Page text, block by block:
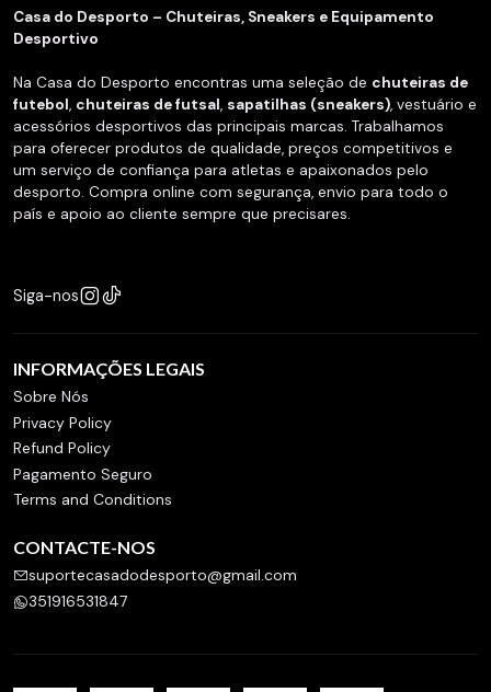
Casa do Desporto – Chuteiras, Sneakers e Equipamento
Desportivo
Na Casa do Desporto encontras uma seleção de chuteiras de
futebol, chuteiras de futsal, sapatilhas (sneakers), vestuário e
acessórios desportivos das principais marcas. Trabalhamos
para oferecer produtos de qualidade, preços competitivos e
um serviço de confiança para atletas e apaixonados pelo
desporto. Compra online com segurança, envio para todo o
país e apoio ao cliente sempre que precisares.
Siga-nos
INFORMAÇÕES LEGAIS
Sobre Nós
Privacy Policy
Refund Policy
Pagamento Seguro
Terms and Conditions
CONTACTE-NOS
suportecasadodesporto@gmail.com
351916531847